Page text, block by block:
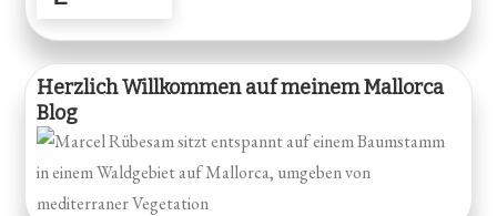
Herzlich Willkommen auf meinem Mallorca
Blog